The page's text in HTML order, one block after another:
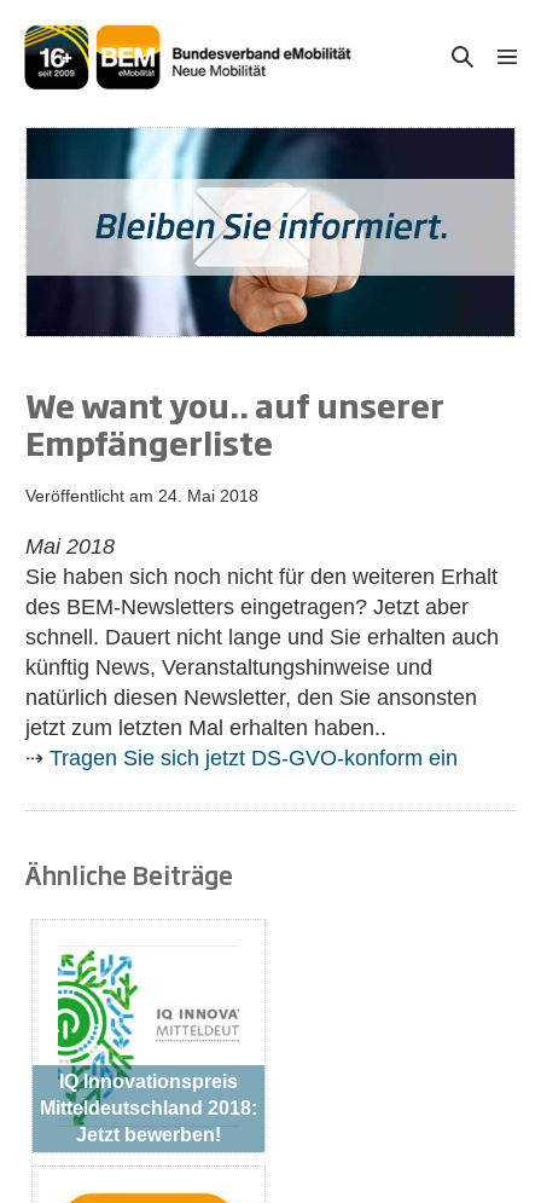
Inhalt
springen
Suche-
We want you.. auf unserer
Empfängerliste
Veröffentlicht am 24. Mai 2018
Mai 2018
Sie haben sich noch nicht für den weiteren Erhalt
des BEM-Newsletters eingetragen? Jetzt aber
schnell. Dauert nicht lange und Sie erhalten auch
künftig News, Veranstaltungshinweise und
natürlich diesen Newsletter, den Sie ansonsten
jetzt zum letzten Mal erhalten haben..
⇢ Tragen Sie sich jetzt DS-GVO-konform ein
Ähnliche Beiträge
IQ Innovationspreis
Mitteldeutschland 2018:
Jetzt bewerben!